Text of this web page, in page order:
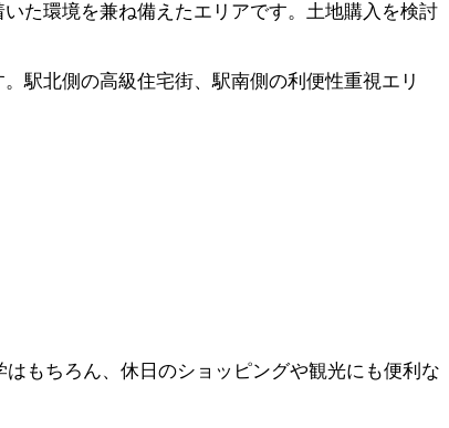
た環境を兼ね備えたエリアです。土地購入を検討
駅北側の高級住宅街、駅南側の利便性重視エリ
もちろん、休日のショッピングや観光にも便利な